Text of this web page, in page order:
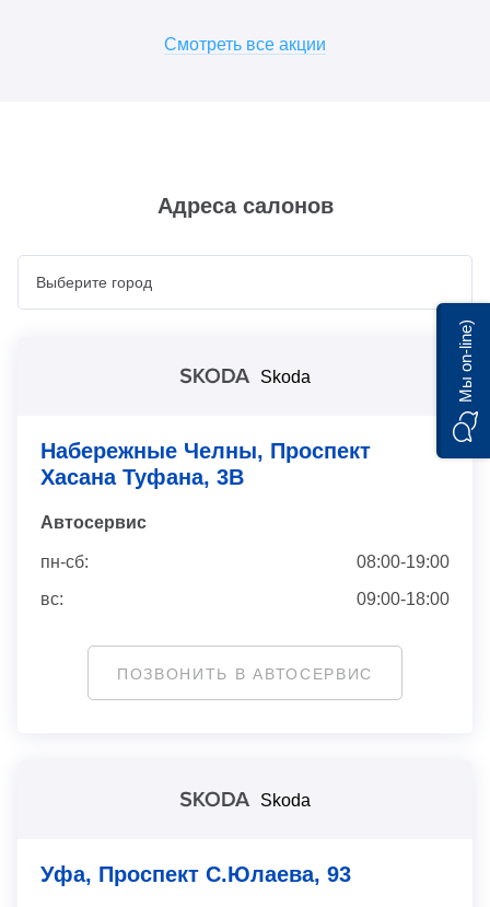
Смотреть все акции
Адреса салонов
Skoda
Набережные Челны, Проспект
Хасана Туфана, 3В
Автосервис
пн-cб:
08:00-19:00
вс:
09:00-18:00
ПОЗВОНИТЬ В АВТОСЕРВИС
Skoda
Уфа, Проспект С.Юлаева, 93
Мы on-line)